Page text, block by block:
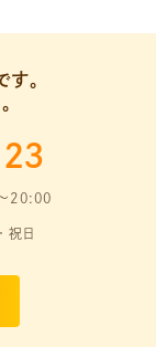
す。
～20:00
祝日